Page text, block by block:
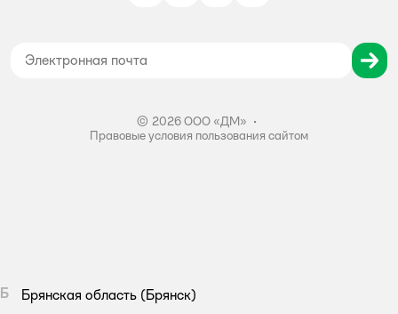
Правила бонусной программы
© 2026 ООО «ДМ» •
Правовые условия пользования сайтом
Б Брянская область (Брянск)